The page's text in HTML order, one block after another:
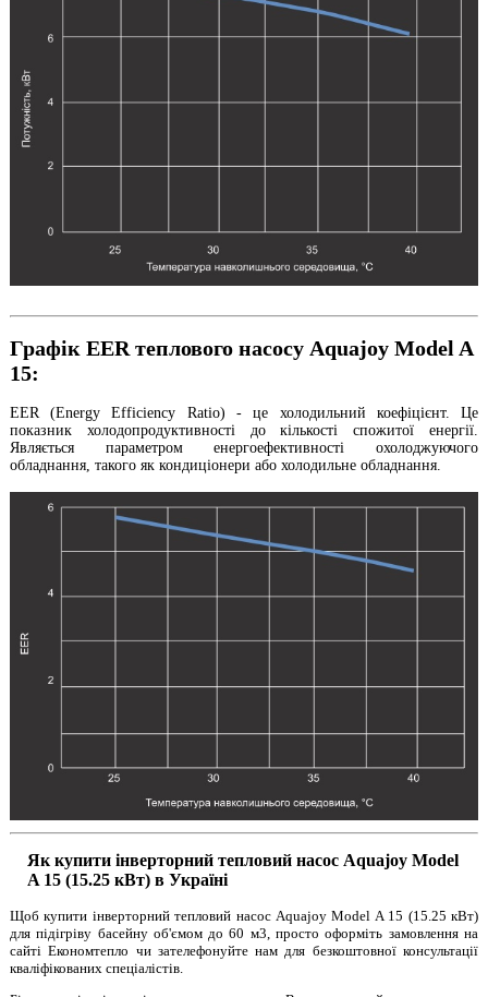
Графік EER теплового насосу Aquajoy Model A
15:
EER (Energy Efficiency Ratio) - це холодильний коефіцієнт. Це
показник холодопродуктивності до кількості спожитої енергії.
Являється параметром енергоефективності охолоджуючого
обладнання, такого як кондиціонери або холодильне обладнання.
Як купити інверторний тепловий насос Aquajoy Model
A 15 (15.25 кВт) в Україні
Щоб купити інверторний тепловий насос Aquajoy Model A 15 (15.25 кВт)
для підігріву басейну об'ємом до 60 м3, просто оформіть замовлення на
сайті Економтепло чи зателефонуйте нам для безкоштовної консультації
кваліфікованих спеціалістів.